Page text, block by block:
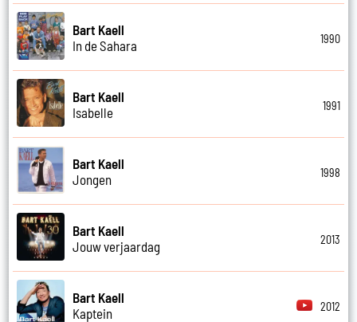
Bart Kaell
In de Sahara
1990
Bart Kaell
Isabelle
1991
Bart Kaell
Jongen
1998
Bart Kaell
Jouw verjaardag
2013
Bart Kaell
Kaptein
2012